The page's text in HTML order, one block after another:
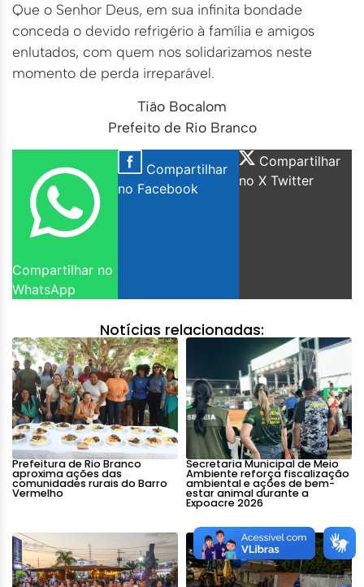
Que o Senhor Deus, em sua infinita bondade
conceda o devido refrigério à família e amigos
enlutados, com quem nos solidarizamos neste
momento de perda irreparável.
Tião Bocalom
Prefeito de Rio Branco
Compartilhar no
WhatsApp
Compartilhar
no Facebook
Compartilhar
no X Twitter
Notícias relacionadas:
Prefeitura de Rio Branco
aproxima ações das
comunidades rurais do Barro
Vermelho
Secretaria Municipal de Meio
Ambiente reforça fiscalização
ambiental e ações de bem-
estar animal durante a
Expoacre 2026